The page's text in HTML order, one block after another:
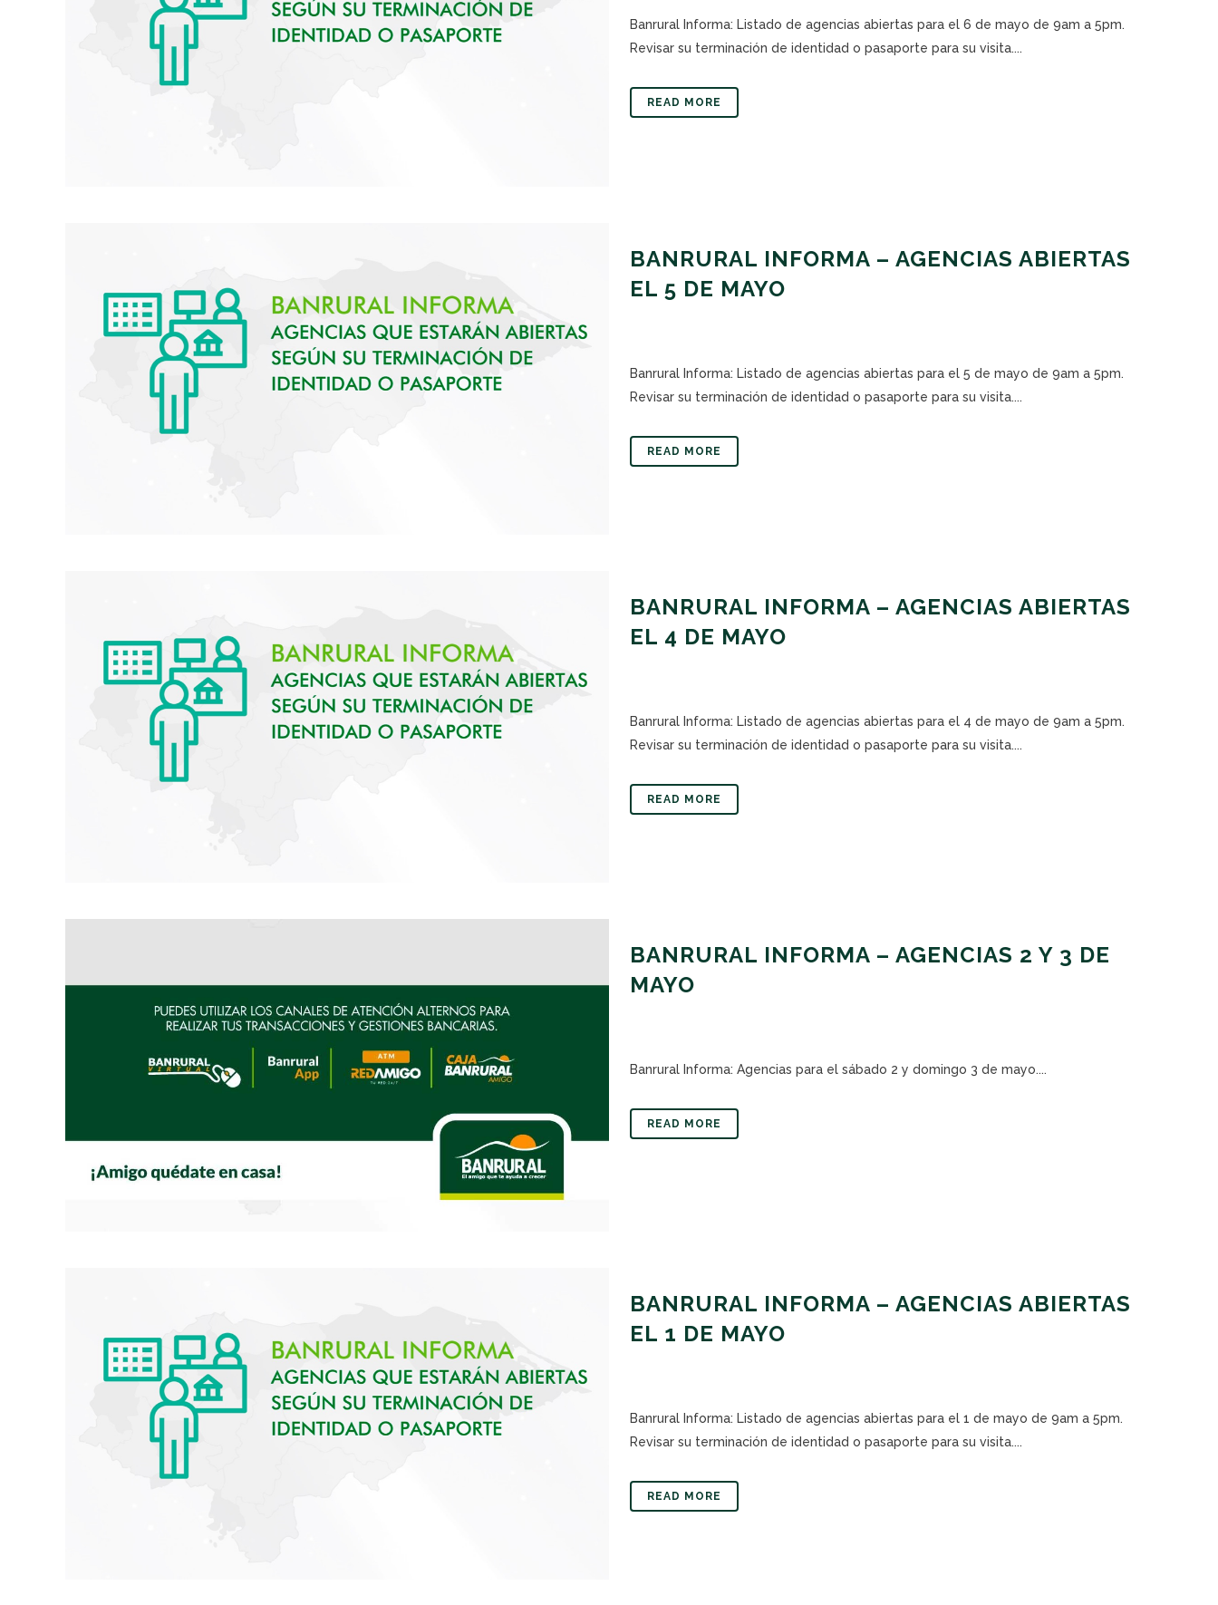
Banrural Informa: Listado de agencias abiertas para el 6 de mayo de 9am a 5pm.
Revisar su terminación de identidad o pasaporte para su visita....
READ MORE
BANRURAL INFORMA – AGENCIAS ABIERTAS
EL 5 DE MAYO
Banrural Informa: Listado de agencias abiertas para el 5 de mayo de 9am a 5pm.
Revisar su terminación de identidad o pasaporte para su visita....
READ MORE
BANRURAL INFORMA – AGENCIAS ABIERTAS
EL 4 DE MAYO
Banrural Informa: Listado de agencias abiertas para el 4 de mayo de 9am a 5pm.
Revisar su terminación de identidad o pasaporte para su visita....
READ MORE
BANRURAL INFORMA – AGENCIAS 2 Y 3 DE
MAYO
Banrural Informa: Agencias para el sábado 2 y domingo 3 de mayo....
READ MORE
BANRURAL INFORMA – AGENCIAS ABIERTAS
EL 1 DE MAYO
Banrural Informa: Listado de agencias abiertas para el 1 de mayo de 9am a 5pm.
Revisar su terminación de identidad o pasaporte para su visita....
READ MORE